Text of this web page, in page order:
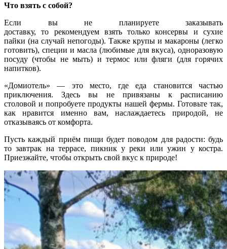
Что взять с собой?
Если вы не планируете заказывать
доставку, то рекомендуем взять только консервы и сухие
пайки (на случай непогоды). Также крупы и макароны (легко
готовить), специи и масла (любимые для вкуса), одноразовую
посуду (чтобы не мыть) и термос или фляги (для горячих
напитков).
«Домиотель» — это место, где еда становится частью
приключения. Здесь вы не привязаны к расписанию
столовой и попробуете продукты нашей фермы. Готовьте так,
как нравится именно вам, наслаждаетесь природой, не
отказываясь от комфорта.
Пусть каждый приём пищи будет поводом для радости: будь
то завтрак на террасе, пикник у реки или ужин у костра.
Приезжайте, чтобы открыть свой вкус к природе!